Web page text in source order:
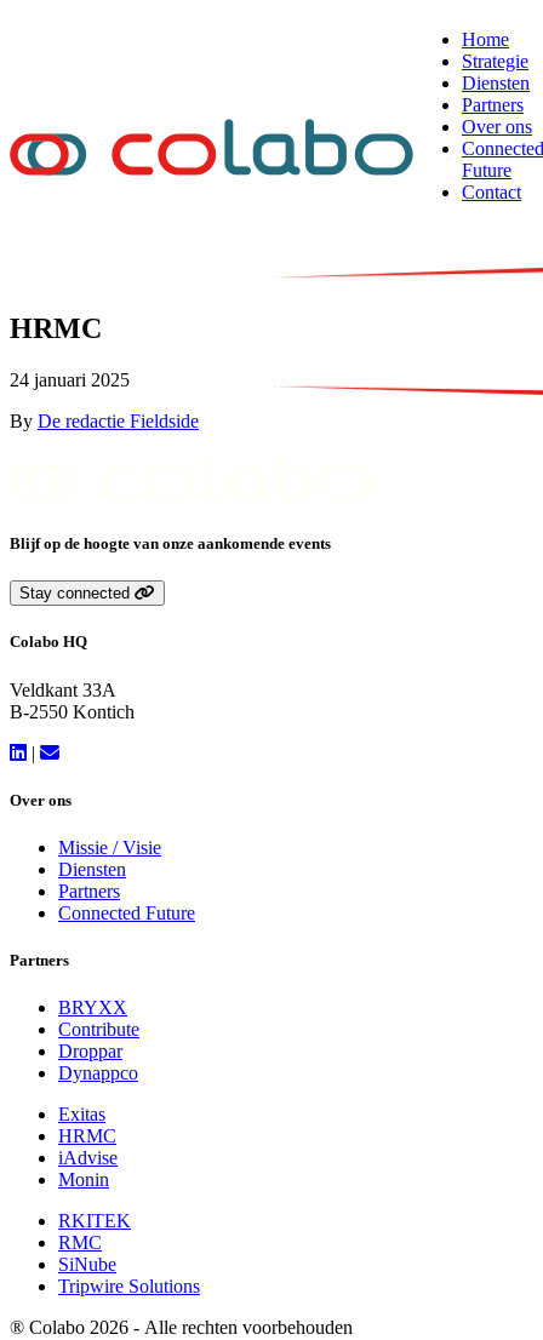
Home
Strategie
Diensten
Partners
Over ons
Connected
Future
Contact
HRMC
24 januari 2025
By De redactie Fieldside
Blijf op de hoogte van onze aankomende events
Stay connected
Colabo HQ
Veldkant 33A
B-2550 Kontich
|
Over ons
Missie / Visie
Diensten
Partners
Connected Future
Partners
BRYXX
Contribute
Droppar
Dynappco
Exitas
HRMC
iAdvise
Monin
RKITEK
RMC
SiNube
Tripwire Solutions
® Colabo 2026 - Alle rechten voorbehouden